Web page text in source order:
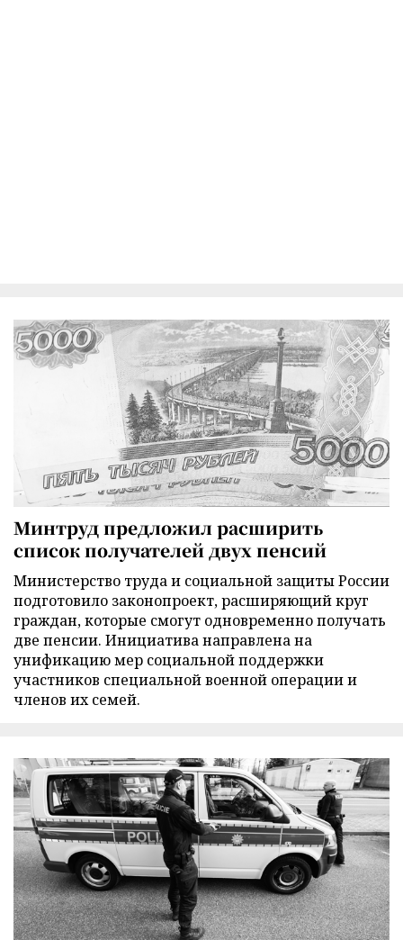
Минтруд предложил расширить
список получателей двух пенсий
Министерство труда и социальной защиты России
подготовило законопроект, расширяющий круг
граждан, которые смогут одновременно получать
две пенсии. Инициатива направлена на
унификацию мер социальной поддержки
участников специальной военной операции и
членов их семей.